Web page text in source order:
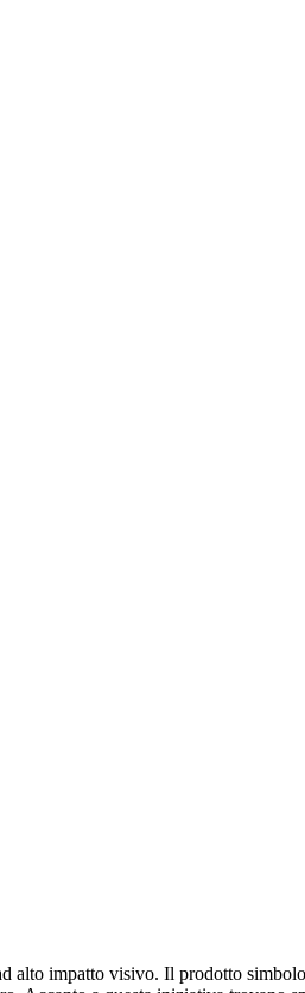
alto impatto visivo. Il prodotto